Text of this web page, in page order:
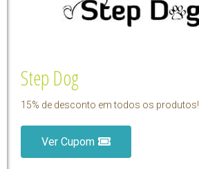
Step Dog
15% de desconto em todos os produtos!
Ver Cupom